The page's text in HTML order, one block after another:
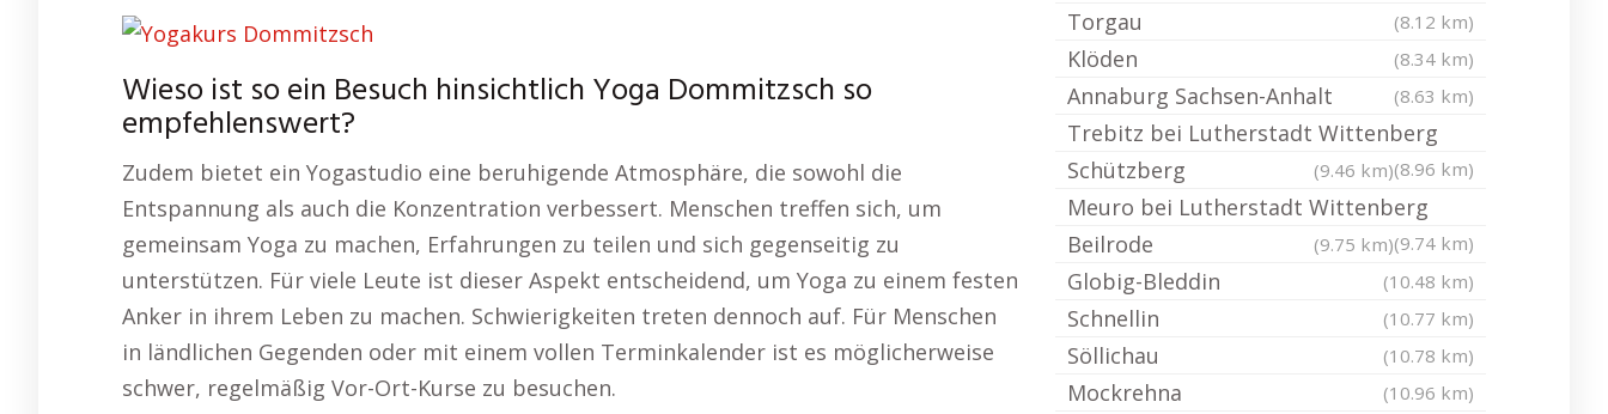
Wieso ist so ein Besuch hinsichtlich Yoga Dommitzsch so
empfehlenswert?
Zudem bietet ein Yogastudio eine beruhigende Atmosphäre, die sowohl die
Entspannung als auch die Konzentration verbessert. Menschen treffen sich, um
gemeinsam Yoga zu machen, Erfahrungen zu teilen und sich gegenseitig zu
unterstützen. Für viele Leute ist dieser Aspekt entscheidend, um Yoga zu einem festen
Anker in ihrem Leben zu machen. Schwierigkeiten treten dennoch auf. Für Menschen
in ländlichen Gegenden oder mit einem vollen Terminkalender ist es möglicherweise
schwer, regelmäßig Vor-Ort-Kurse zu besuchen.
Torgau (8.12 km)
Klöden (8.34 km)
Annaburg Sachsen-Anhalt (8.63 km)
Trebitz bei Lutherstadt Wittenberg
(8.96 km)
Schützberg (9.46 km)
Meuro bei Lutherstadt Wittenberg
(9.74 km)
Beilrode (9.75 km)
Globig-Bleddin (10.48 km)
Schnellin (10.77 km)
Söllichau (10.78 km)
Mockrehna (10.96 km)